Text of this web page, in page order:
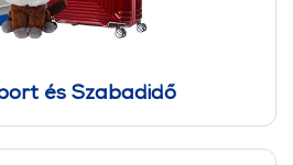
és Szabadidő